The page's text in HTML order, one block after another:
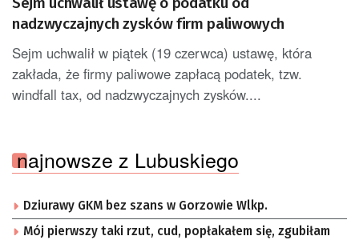
nadzwyczajnych zysków firm paliwowych
Sejm uchwalił w piątek (19 czerwca) ustawę, która
zakłada, że firmy paliwowe zapłacą podatek, tzw.
windfall tax, od nadzwyczajnych zysków....
najnowsze z Lubuskiego
Dziurawy GKM bez szans w Gorzowie Wlkp.
Mój pierwszy taki rzut, cud, popłakałem się, zgubiłam